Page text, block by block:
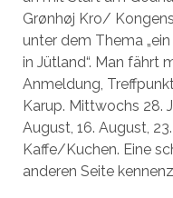
Grønhøj Kro/
unter dem Thema
in Jütland“. Man fährt
Anmeldung,
Karup. Mittwochs 28.
August, 16. August,
Kaffe/Kuchen. Eine
anderen Seite